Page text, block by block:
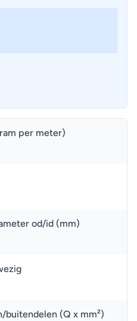
per meter)
od/id (mm)
buitendelen (Q x mm²)